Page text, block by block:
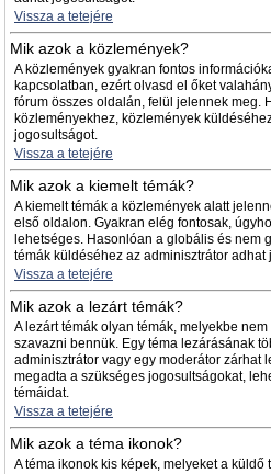
Vissza a tetejére
Mik azok a közlemények?
A közlemények gyakran fontos
kapcsolatban, ezért olvasd el őket
fórum összes oldalán, felül jelennek meg.
közleményekhez, közlemények
jogosultságot.
Vissza a tetejére
Mik azok a kiemelt témák?
A kiemelt témák a közlemények alatt
első oldalon. Gyakran elég fontosak,
lehetséges. Hasonlóan a globális és nem
témák küldéséhez az adminisztrátor adhat
Vissza a tetejére
Mik azok a lezárt témák?
A lezárt témák olyan témák, melyekbe
szavazni bennük. Egy téma lezárásának
adminisztrátor vagy egy moderátor zárhat
megadta a szükséges jogosultságokat,
témáidat.
Vissza a tetejére
Mik azok a téma ikonok?
A téma ikonok kis képek, melyeket a küldő